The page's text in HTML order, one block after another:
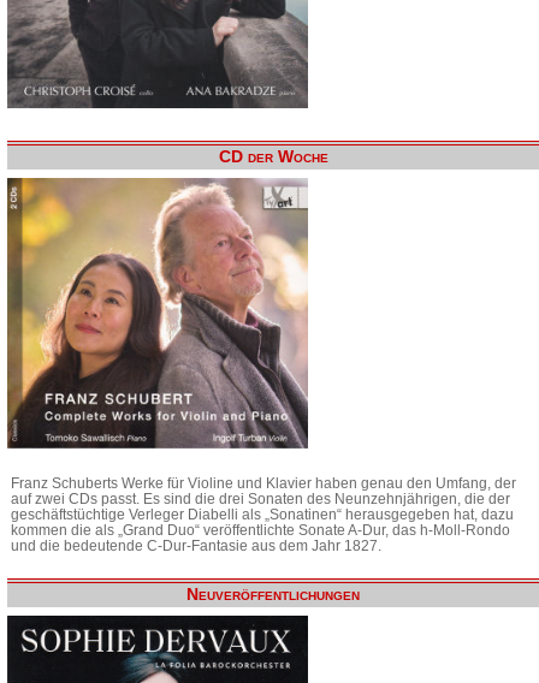
CD der Woche
Franz Schuberts Werke für Violine und Klavier haben genau den Umfang, der
auf zwei CDs passt. Es sind die drei Sonaten des Neunzehnjährigen, die der
geschäftstüchtige Verleger Diabelli als „Sonatinen“ herausgegeben hat, dazu
kommen die als „Grand Duo“ veröffentlichte Sonate A-Dur, das h-Moll-Rondo
und die bedeutende C-Dur-Fantasie aus dem Jahr 1827.
Neuveröffentlichungen